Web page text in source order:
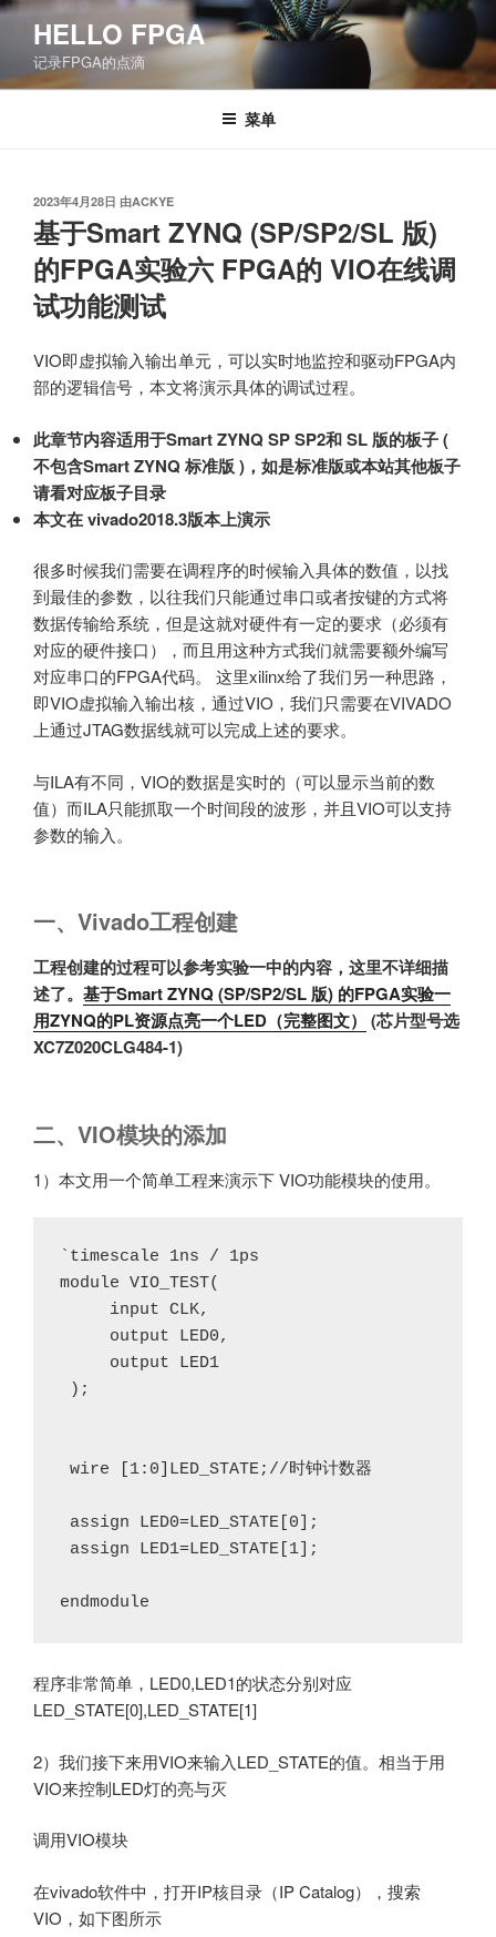
跳
容
HELLO FPGA
记录FPGA的点滴
菜单
发
布
于
2023年4月28日 由ACKYE
基于Smart ZYNQ (SP/SP2/SL 版)
的FPGA实验六 FPGA的 VIO在线调
试功能测试
VIO即虚拟输入输出单元，可以实时地监控和驱动FPGA内
部的逻辑信号，本文将演示具体的调试过程。
此章节内容适用于Smart ZYNQ SP SP2和 SL 版的板子 (
不包含Smart ZYNQ 标准版 )，如是标准版或本站其他板子
请看对应板子目录
本文在 vivado2018.3版本上演示
很多时候我们需要在调程序的时候输入具体的数值，以找
到最佳的参数，以往我们只能通过串口或者按键的方式将
数据传输给系统，但是这就对硬件有一定的要求（必须有
对应的硬件接口），而且用这种方式我们就需要额外编写
对应串口的FPGA代码。 这里xilinx给了我们另一种思路，
即VIO虚拟输入输出核，通过VIO，我们只需要在VIVADO
上通过JTAG数据线就可以完成上述的要求。
与ILA有不同，VIO的数据是实时的（可以显示当前的数
值）而ILA只能抓取一个时间段的波形，并且VIO可以支持
参数的输入。
一、Vivado工程创建
工程创建的过程可以参考实验一中的内容，这里不详细描
述了。 基于Smart ZYNQ (SP/SP2/SL 版) 的FPGA实验一
用ZYNQ的PL资源点亮一个LED（完整图文） (芯片型号选
XC7Z020CLG484-1)
二、VIO模块的添加
1）本文用一个简单工程来演示下 VIO功能模块的使用。
`timescale 1ns / 1ps
module VIO_TEST(
程序非常简单，LED0,LED1的状态分别对应
LED_STATE[0],LED_STATE[1]
2）我们接下来用VIO来输入LED_STATE的值。相当于用
VIO来控制LED灯的亮与灭
调用VIO模块
在vivado软件中，打开IP核目录（IP Catalog），搜索
VIO，如下图所示